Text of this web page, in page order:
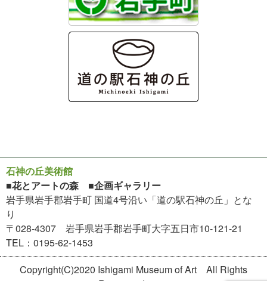
石神の丘美術館
■花とアートの森 ■企画ギャラリー
岩手県岩手郡岩手町 国道4号沿い「道の駅石神の丘」とな
り
〒028-4307 岩手県岩手郡岩手町大字五日市10-121-21
TEL：0195-62-1453
Copyright(C)2020 Ishigami Museum of Art All Rights